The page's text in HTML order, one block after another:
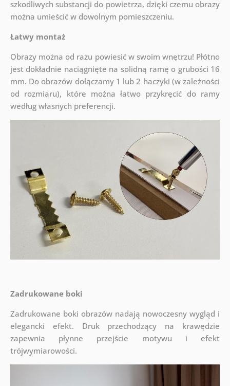
szkodliwych substancji do powietrza, dzięki czemu obrazy
można umieścić w dowolnym pomieszczeniu.
Łatwy montaż
Obrazy można od razu powiesić w swoim wnętrzu! Płótno
jest dokładnie naciągnięte na solidną ramę o grubości 16
mm. Do obrazów dołączamy 1 lub 2 haczyki (w zależności
od rozmiaru), które można łatwo przykręcić do ramy
według własnych preferencji.
Zadrukowane boki
Zadrukowane boki obrazów nadają nowoczesny wygląd i
elegancki efekt. Druk przechodzący na krawędzie
zapewnia płynne przejście motywu i efekt
trójwymiarowości.